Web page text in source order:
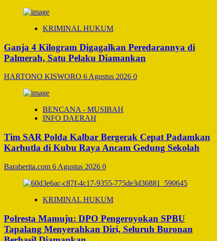
KRIMINAL HUKUM
Ganja 4 Kilogram Digagalkan Peredarannya di
Palmerah, Satu Pelaku Diamankan
HARTONO KISWORO 6 Agustus 2026 0
BENCANA - MUSIBAH
INFO DAERAH
Tim SAR Polda Kalbar Bergerak Cepat Padamkan
Karhutla di Kubu Raya Ancam Gedung Sekolah
Baraberita.com 6 Agustus 2026 0
KRIMINAL HUKUM
Polresta Mamuju: DPO Pengeroyokan SPBU
Tapalang Menyerahkan Diri, Seluruh Buronan